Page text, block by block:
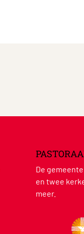
De
en twee
meer.